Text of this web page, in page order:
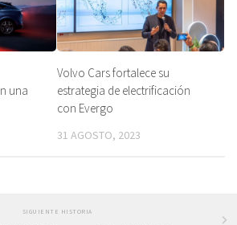
una
Volvo Cars fortalece su
estrategia de electrificación
con Evergo
31 AGOSTO, 2023
SIGUIENTE HISTORIA